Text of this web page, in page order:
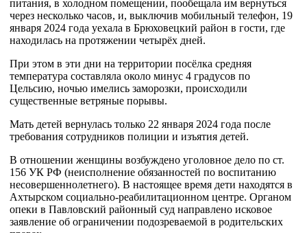
питания, в холодном помещении, пообещала им вернуться
через несколько часов, и, выключив мобильный телефон, 19
января 2024 года уехала в Брюховецкий район в гости, где
находилась на протяжении четырёх дней.
При этом в эти дни на территории посёлка средняя
температура составляла около минус 4 градусов по
Цельсию, ночью имелись заморозки, происходили
существенные ветряные порывы.
Мать детей вернулась только 22 января 2024 года после
требования сотрудников полиции и изъятия детей.
В отношении женщины возбуждено уголовное дело по ст.
156 УК РФ (неисполнение обязанностей по воспитанию
несовершеннолетнего). В настоящее время дети находятся в
Ахтырском социально-реабилитационном центре. Органом
опеки в Павловский районный суд направлено исковое
заявление об ограничении подозреваемой в родительских